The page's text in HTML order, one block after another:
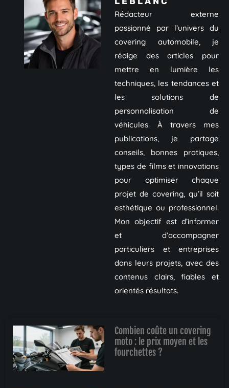
Rédacteur externe
passionné par l’univers du
covering automobile, je
rédige des articles pour
mettre en lumière les
techniques, les tendances et
les solutions de
personnalisation de
véhicules. À travers mes
publications, je partage
conseils, bonnes pratiques,
types de films et innovations
pour optimiser chaque
projet de covering, qu’il soit
esthétique ou professionnel.
Mon objectif est d’informer
et d’accompagner
particuliers et entreprises
dans leurs projets, avec des
contenus clairs, fiables et
orientés résultats.
Combien coûte un covering
moto : le prix moyen et les
fourchettes ?